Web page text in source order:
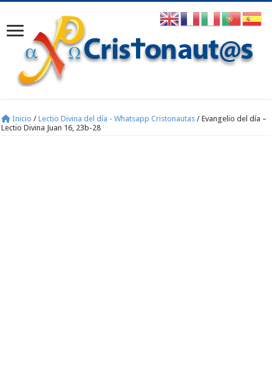
Inicio / Lectio Divina del día - Whatsapp Cristonautas / Evangelio del día –
Lectio Divina Juan 16, 23b-28